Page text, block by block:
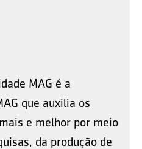
MAG é a
que auxilia os
e melhor por meio
da produção de